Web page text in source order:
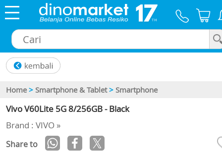
Home > Smartphone & Tablet > Smartphone
Vivo V60Lite 5G 8/256GB - Black
Brand : VIVO »
Share to